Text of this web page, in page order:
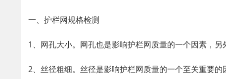
一、护栏网规格检测
1、网孔大小。网孔也是影响护栏网质量的一个因素，
2、丝径粗细。丝径是影响护栏网质量的一个至关重要